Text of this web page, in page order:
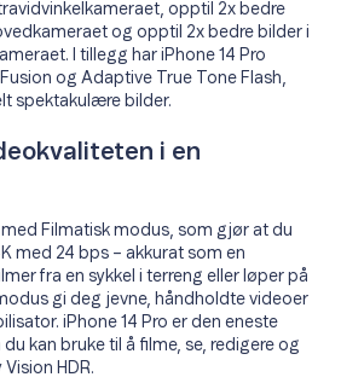
opptil 2x bedre
og opptil 2x bedre bilder i
I tillegg har iPhone 14 Pro
og Adaptive True Tone Flash,
spektakulære bilder.
i en
Filmatisk modus, som gjør at du
med 24 bps – akkurat som en
fra en sykkel i terreng eller løper på
gi deg jevne, håndholdte videoer
iPhone 14 Pro er den eneste
kan bruke til å filme, se, redigere og
HDR.